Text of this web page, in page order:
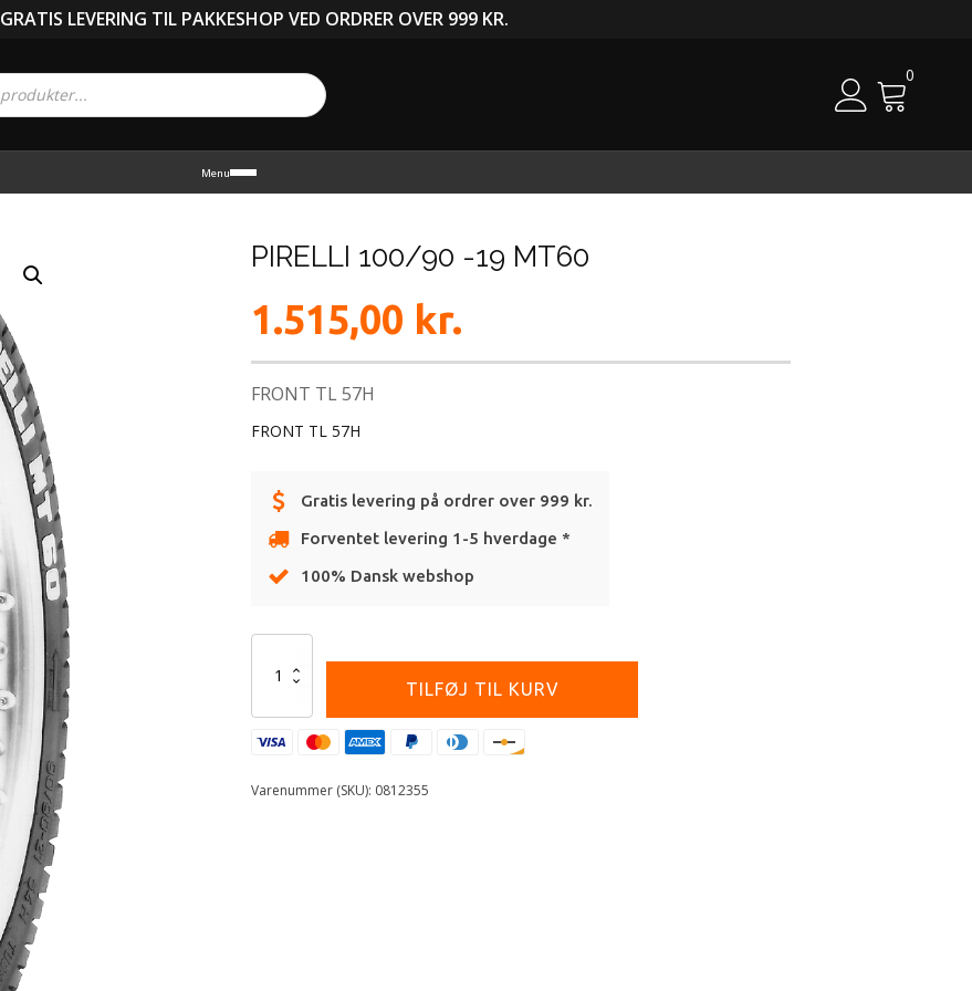
GRATIS LEVERING TIL PAKKESHOP VED ORDRER OVER 999 KR.
0
Menu
PIRELLI 100/90 -19 MT60
1.515,00 kr.
FRONT TL 57H
FRONT TL 57H
Gratis levering på ordrer over 999 kr.
Forventet levering 1-5 hverdage *
100% Dansk webshop
100/90
MT60
antal
TILFØJ TIL KURV
Varenummer (SKU): 0812355